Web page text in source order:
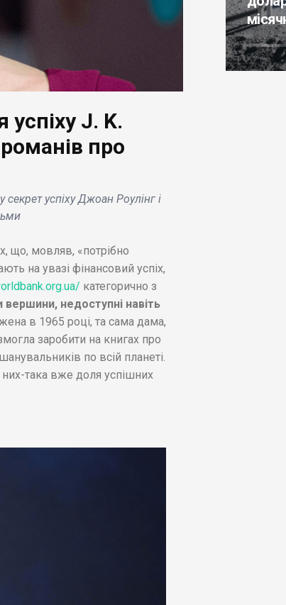
успіху J. K.
про
успіху Джоан Роулінг і
що, мовляв, «потрібно
на увазі фінансовий успіх,
категорично з
вершини, недоступні навіть
в 1965 році, та сама дама,
заробити на книгах про
по всій планеті.
така вже доля успішних
місячного будівництва .